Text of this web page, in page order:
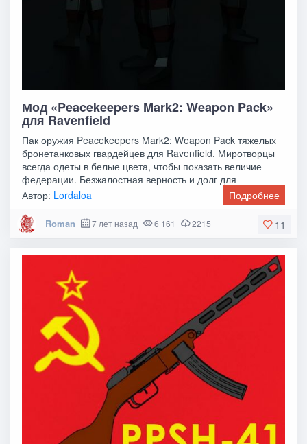
Мод «Peacekeepers Mark2: Weapon Pack»
для Ravenfield
Пак оружия Peacekeepers Mark2: Weapon Pack тяжелых
бронетанковых гвардейцев для Ravenfield. Миротворцы
всегда одеты в белые цвета, чтобы показать величие
федерации. Безжалостная верность и долг для
Автор: Lordaloa Подробнее
11
Roman 7 лет назад 6 161 2215